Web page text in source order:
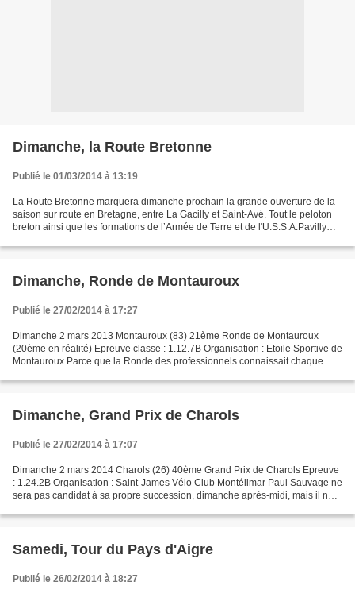
Dimanche, la Route Bretonne
Publié le 01/03/2014 à 13:19
La Route Bretonne marquera dimanche prochain la grande ouverture de la
saison sur route en Bretagne, entre La Gacilly et Saint-Avé. Tout le peloton
breton ainsi que les formations de l’Armée de Terre et de l'U.S.S.A.Pavilly
Dimanche, Ronde de Montauroux
Publié le 27/02/2014 à 17:27
Dimanche 2 mars 2013 Montauroux (83) 21ème Ronde de Montauroux
(20ème en réalité) Epreuve classe : 1.12.7B Organisation : Etoile Sportive de
Montauroux Parce que la Ronde des professionnels connaissait chaque
Dimanche, Grand Prix de Charols
Publié le 27/02/2014 à 17:07
Dimanche 2 mars 2014 Charols (26) 40ème Grand Prix de Charols Epreuve
: 1.24.2B Organisation : Saint-James Vélo Club Montélimar Paul Sauvage ne
sera pas candidat à sa propre succession, dimanche après-midi, mais il ne
Samedi, Tour du Pays d'Aigre
Publié le 26/02/2014 à 18:27